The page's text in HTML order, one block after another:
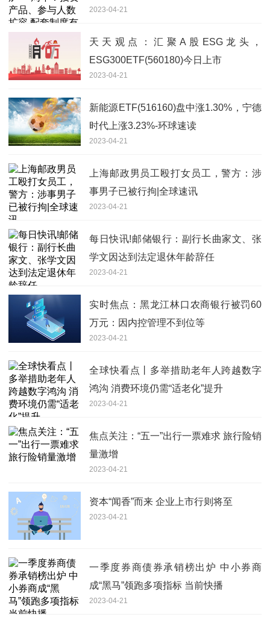
有望完善
2023-04-21
天天观点：汇聚A股ESG龙头，
ESG300ETF(560180)今日上市
2023-04-21
新能源ETF(516160)盘中涨1.30%，宁德
时代上涨3.23%-环球速读
2023-04-21
上海邮政男员工殴打女员工，警方：涉
事男子已被行拘|全球速讯
2023-04-21
每日快讯!邮储银行：副行长曲家文、张
学文因达到法定退休年龄辞任
2023-04-21
实时焦点：黑龙江林口农商银行被罚60
万元：因内控管理不到位等
2023-04-21
全球快看点丨多举措助老年人跨越数字
鸿沟 消费环境仍需“适老化”提升
2023-04-21
焦点关注：“五一”出行一票难求 旅行险销
量激增
2023-04-21
资本“闻香”而来 企业上市行则将至
2023-04-21
一季度券商债券承销榜出炉 中小券商
成“黑马”领跑多项指标 当前快播
2023-04-21